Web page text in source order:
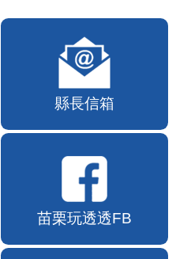
縣長信箱
苗栗玩透透FB